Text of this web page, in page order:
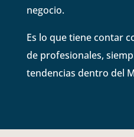
negocio.
Es lo que tiene contar
de profesionales,
tendencias dentro del